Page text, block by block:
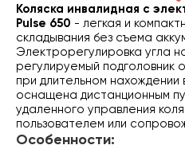
Коляска инвалидная с
Pulse 650 - легкая и
складывания без съема
Электрорегулировка угла
регулируемый подголовник
при длительном нахождении
оснащена дистанционным
удаленного управления
пользователем или
Особенности: